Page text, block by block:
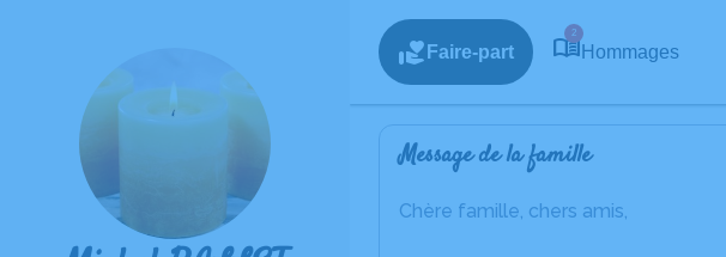
Faire-part
2
Hommages
Message de la famille
Chère famille, chers amis,